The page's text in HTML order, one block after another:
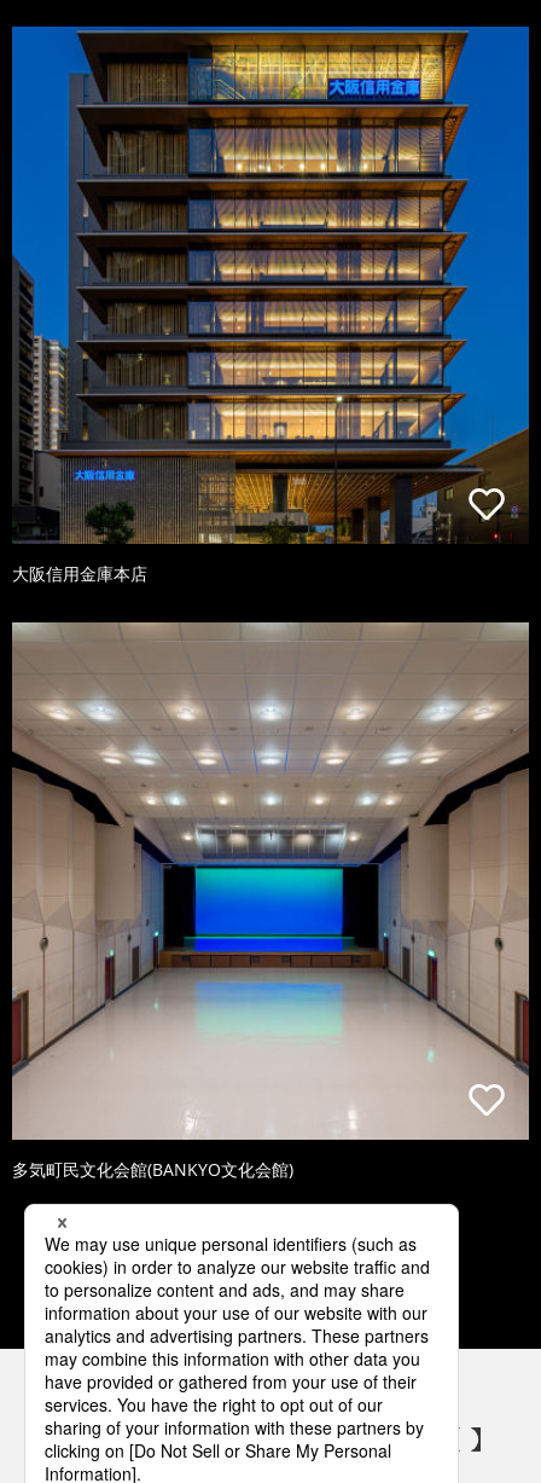
大阪信用金庫本店
多気町民文化会館(BANKYO文化会館)
1 2 3 4 5
パナソニックの電気設備 SNSアカウント